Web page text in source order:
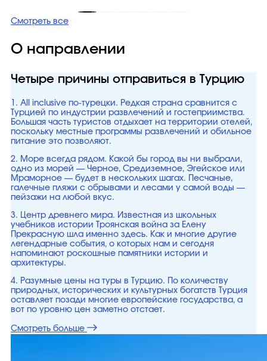
Смотреть все
О направлении
Четыре причины отправиться в Турцию
1. All inclusive по-турецки. Редкая страна сравнится с
Турцией по индустрии развлечений и гостеприимства.
Большая часть туристов отдыхает на территории отелей,
поскольку местные программы развлечений и обильное
питание это позволяют.
2. Море всегда рядом. Какой бы город вы ни выбрали,
одно из морей — Черное, Средиземное, Эгейское или
Мраморное — будет в нескольких шагах. Песчаные,
галечные пляжи с обрывами и лесами у самой воды —
пейзажи на любой вкус.
3. Центр древнего мира. Известная из школьных
учебников истории Троянская война за Елену
Прекрасную шла именно здесь. Как и многие другие
легендарные события, о которых нам и сегодня
напоминают роскошные памятники истории и
архитектуры.
4. Разумные цены на туры в Турцию. По количеству
природных, исторических и культурных богатств Турция
оставляет позади многие европейские государства, а
вот по уровню цен заметно отстает.
Смотреть больше